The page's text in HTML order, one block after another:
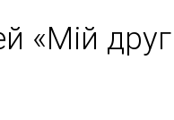
«Мій